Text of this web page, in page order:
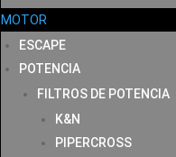
MOTOR
ESCAPE
POTENCIA
FILTROS DE POTENCIA
K&N
PIPERCROSS